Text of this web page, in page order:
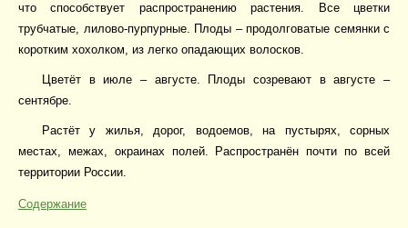
что способствует распространению растения. Все цветки
трубчатые, лилово-пурпурные. Плоды – продолговатые семянки с
коротким хохолком, из легко опадающих волосков.
Цветёт в июле – августе. Плоды созревают в августе –
сентябре.
Растёт у жилья, дорог, водоемов, на пустырях, сорных
местах, межах, окраинах полей. Распространён почти по всей
территории России.
Содержание